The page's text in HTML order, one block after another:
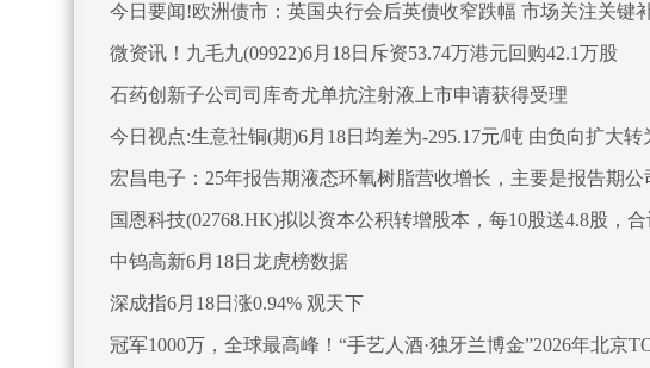
今日要闻!欧洲债市：英国央行会后英债收窄跌幅 市场关注关键
微资讯！九毛九(09922)6月18日斥资53.74万港元回购42.1万股
石药创新子公司司库奇尤单抗注射液上市申请获得受理
今日视点:生意社铜(期)6月18日均差为-295.17元/吨 由负向扩大转
宏昌电子：25年报告期液态环氧树脂营收增长，主要是报告期
目”建成投产，产品销量增加，营收增长
国恩科技(02768.HK)拟以资本公积转增股本，每10股送4.8股，
中钨高新6月18日龙虎榜数据
深成指6月18日涨0.94% 观天下
冠军1000万，全球最高峰！“手艺人酒·独牙兰博金”2026年北京